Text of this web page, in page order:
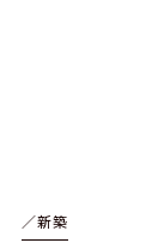
／新築